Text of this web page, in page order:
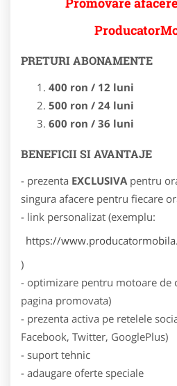
PRETURI ABONAMENTE
400 ron / 12 luni
500 ron / 24 luni
600 ron / 36 luni
BENEFICII SI AVANTAJE
- prezenta EXCLUSIVA pentru
singura afacere pentru fiecare
- link personalizat (exemplu:
https://
)
- optimizare pentru motoare de
pagina promovata)
- prezenta activa pe retelele
Facebook, Twitter, GooglePlus)
- suport tehnic
- adaugare oferte speciale